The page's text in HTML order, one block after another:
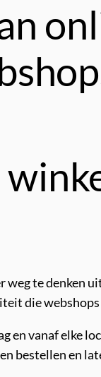
te denken
die
en vanaf elke
bestellen en